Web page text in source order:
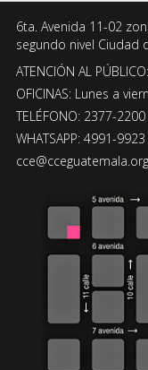
6ta. Avenida 11-02
segundo nivel Ciudad
ATENCIÓN AL
OFICINAS: Lunes a
TELÉFONO: 2377-2200
WHATSAPP: 4991-9923
cce@cceguatemala.org